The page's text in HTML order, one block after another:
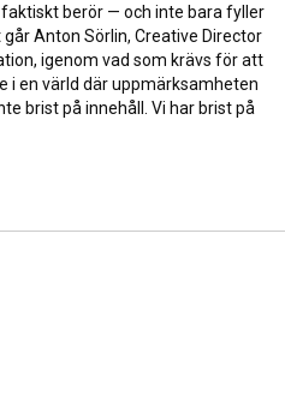
faktiskt berör — och inte bara fyller
Anton Sörlin, Creative Director
igenom vad som krävs för att
i en värld där uppmärksamheten
brist på innehåll. Vi har brist på